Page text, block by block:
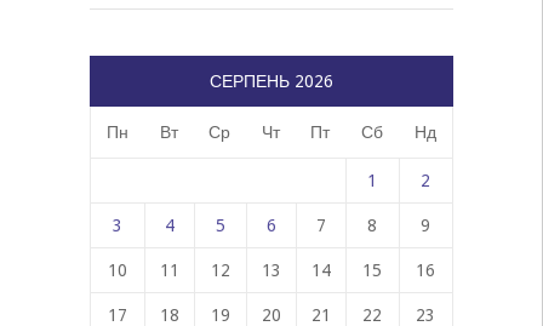
СЕРПЕНЬ 2026
Пн Вт Ср Чт Пт Сб Нд
1 2
3 4 5 6 7 8 9
10 11 12 13 14 15 16
17 18 19 20 21 22 23